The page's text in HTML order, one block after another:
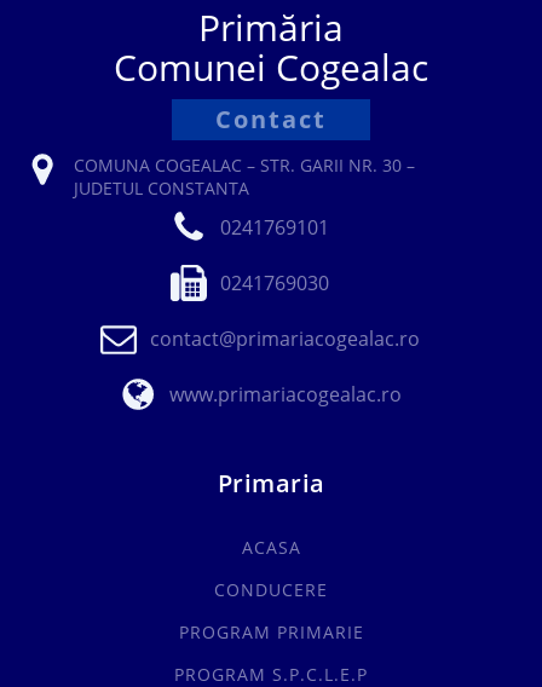
Primăria
Comunei Cogealac
Contact
COMUNA COGEALAC – STR. GARII NR. 30 –
JUDETUL CONSTANTA
0241769101
0241769030
contact@primariacogealac.ro
www.primariacogealac.ro
Primaria
ACASA
CONDUCERE
PROGRAM PRIMARIE
PROGRAM S.P.C.L.E.P